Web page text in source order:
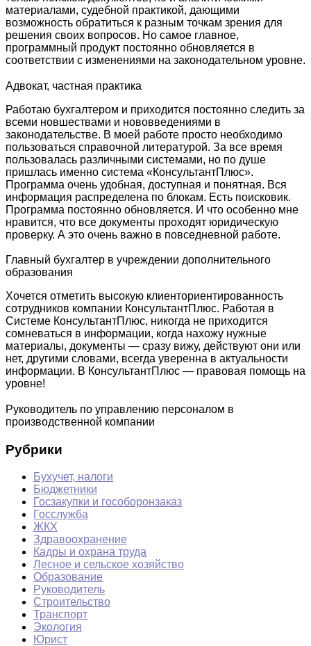
материалами, судебной практикой, дающими
возможность обратиться к разным точкам зрения для
решения своих вопросов. Но самое главное,
программный продукт постоянно обновляется в
соответствии с изменениями на законодательном уровне.
Адвокат, частная практика
Работаю бухгалтером и приходится постоянно следить за
всеми новшествами и нововведениями в
законодательстве. В моей работе просто необходимо
пользоваться справочной литературой. За все время
пользовалась различными системами, но по душе
пришлась именно система «КонсультантПлюс».
Программа очень удобная, доступная и понятная. Вся
информация распределена по блокам. Есть поисковик.
Программа постоянно обновляется. И что особенно мне
нравится, что все документы проходят юридическую
проверку. А это очень важно в повседневной работе.
Главный бухгалтер в учреждении дополнительного
образования
Хочется отметить высокую клиенториентированность
сотрудников компании КонсультантПлюс. Работая в
Системе КонсультантПлюс, никогда не приходится
сомневаться в информации, когда нахожу нужные
материалы, документы — сразу вижу, действуют они или
нет, другими словами, всегда уверенна в актуальности
информации. В КонсультантПлюс — правовая помощь на
уровне!
Руководитель по управлению персоналом в
производственной компании
Рубрики
Бухучет, налоги
Бюджетники
Госзакупки и гособоронзаказ
Госслужба
ЖКХ
Здравоохранение
Кадры и охрана труда
Лесное и сельское хозяйство
Образование
Руководитель
Строительство
Транспорт
Экология
Юрист